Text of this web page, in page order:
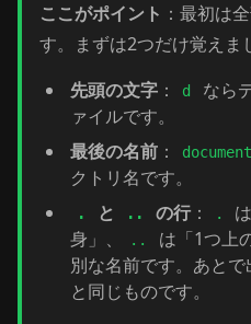
ここがポイント ：最初は
す。まずは2つだけ覚えま
先頭の文字 ： d なら
ァイルです。
最後の名前 ：
クトリ名です。
. と .. の行： .
身」、
..
は「1つ上
別な名前です。あとで
と同じものです。